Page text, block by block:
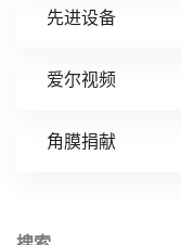
先进设备
爱尔视频
角膜捐献